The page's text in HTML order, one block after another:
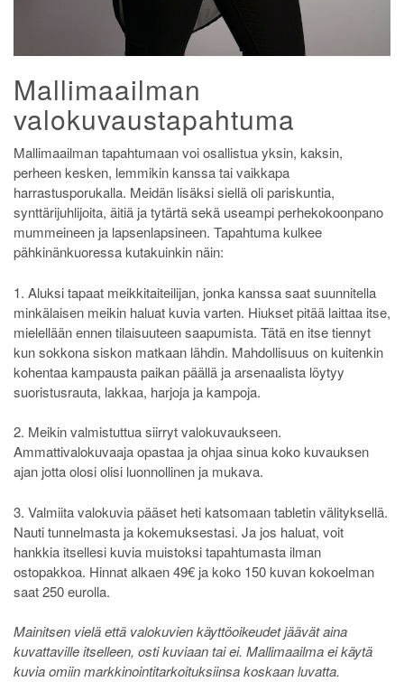
Mallimaailman
valokuvaustapahtuma
Mallimaailman tapahtumaan voi osallistua yksin, kaksin,
perheen kesken, lemmikin kanssa tai vaikkapa
harrastusporukalla. Meidän lisäksi siellä oli pariskuntia,
synttärijuhlijoita, äitiä ja tytärtä sekä useampi perhekokoonpano
mummeineen ja lapsenlapsineen. Tapahtuma kulkee
pähkinänkuoressa kutakuinkin näin:
1. Aluksi tapaat meikkitaiteilijan, jonka kanssa saat suunnitella
minkälaisen meikin haluat kuvia varten. Hiukset pitää laittaa itse,
mielellään ennen tilaisuuteen saapumista. Tätä en itse tiennyt
kun sokkona siskon matkaan lähdin. Mahdollisuus on kuitenkin
kohentaa kampausta paikan päällä ja arsenaalista löytyy
suoristusrauta, lakkaa, harjoja ja kampoja.
2. Meikin valmistuttua siirryt valokuvaukseen.
Ammattivalokuvaaja opastaa ja ohjaa sinua koko kuvauksen
ajan jotta olosi olisi luonnollinen ja mukava.
3. Valmiita valokuvia pääset heti katsomaan tabletin välityksellä.
Nauti tunnelmasta ja kokemuksestasi. Ja jos haluat, voit
hankkia itsellesi kuvia muistoksi tapahtumasta ilman
ostopakkoa. Hinnat alkaen 49€ ja koko 150 kuvan kokoelman
saat 250 eurolla.
Mainitsen vielä että valokuvien käyttöoikeudet jäävät aina
kuvattaville itselleen, osti kuviaan tai ei. Mallimaailma ei käytä
kuvia omiin markkinointitarkoituksiinsa koskaan luvatta.